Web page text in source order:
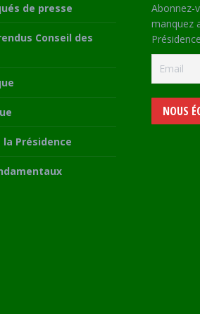
de presse
Conseil des
la Présidence
Abonnez-
manquez
NOUS